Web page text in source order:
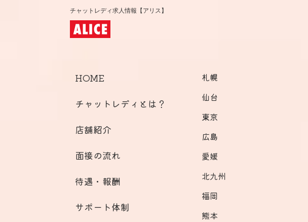
チャットレディ求人情報【アリス】
HOME
チャットレディとは？
店舗紹介
面接の流れ
待遇・報酬
サポート体制
札幌
仙台
東京
広島
愛媛
北九州
福岡
熊本